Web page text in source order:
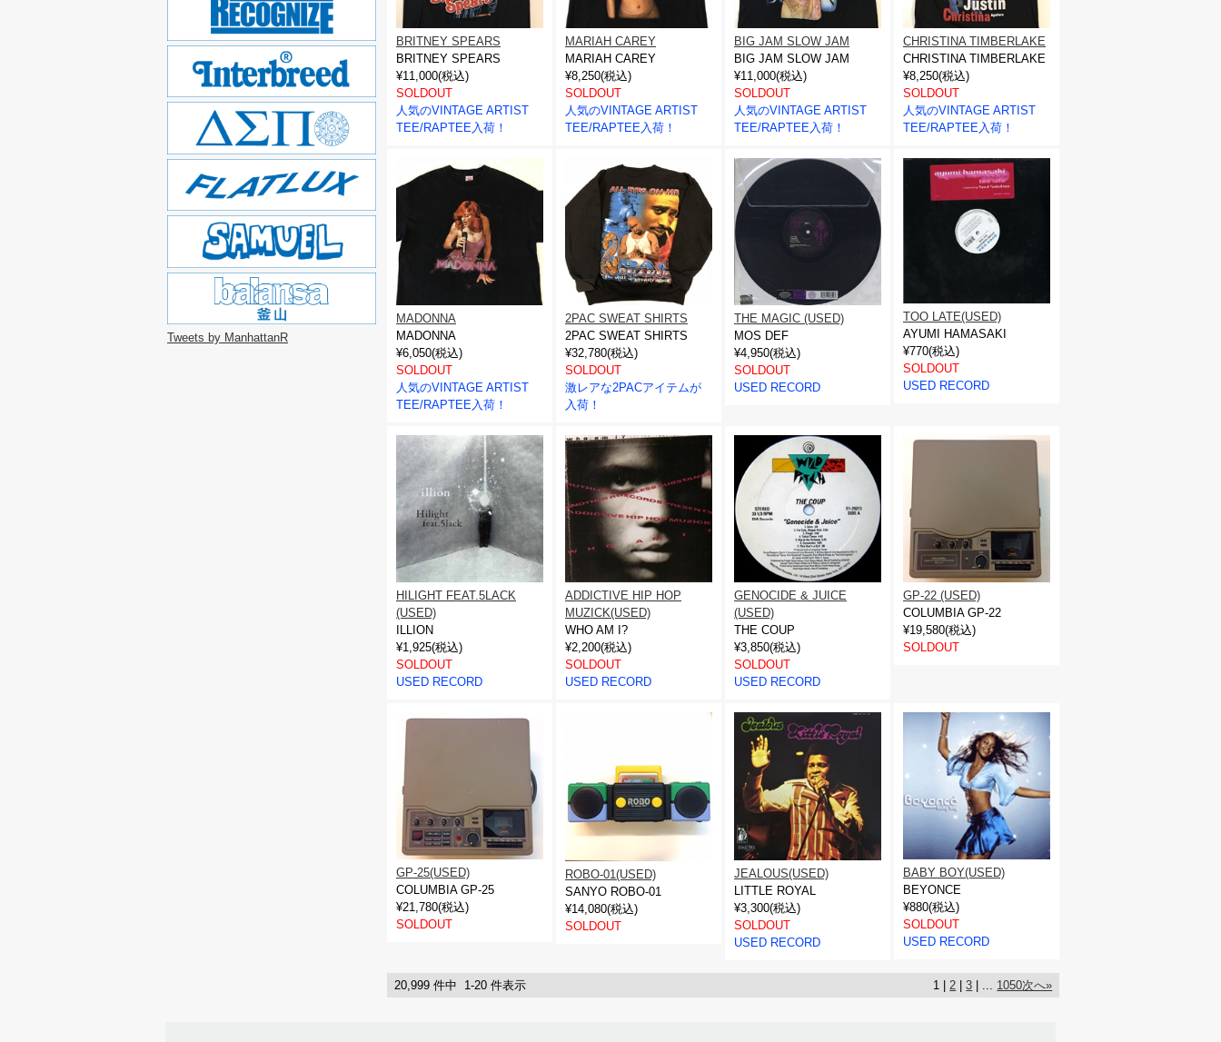
Tweets by ManhattanR
BRITNEY SPEARS
BRITNEY SPEARS
¥11,000(税込)
SOLDOUT
人気のVINTAGE ARTIST
TEE/RAPTEE入荷！
MARIAH CAREY
MARIAH CAREY
¥8,250(税込)
SOLDOUT
人気のVINTAGE ARTIST
TEE/RAPTEE入荷！
BIG JAM SLOW JAM
BIG JAM SLOW JAM
¥11,000(税込)
SOLDOUT
人気のVINTAGE ARTIST
TEE/RAPTEE入荷！
CHRISTINA TIMBERLAKE
CHRISTINA TIMBERLAKE
¥8,250(税込)
SOLDOUT
人気のVINTAGE ARTIST
TEE/RAPTEE入荷！
MADONNA
MADONNA
¥6,050(税込)
SOLDOUT
人気のVINTAGE ARTIST
TEE/RAPTEE入荷！
2PAC SWEAT SHIRTS
2PAC SWEAT SHIRTS
¥32,780(税込)
SOLDOUT
激レアな2PACアイテムが
入荷！
THE MAGIC (USED)
MOS DEF
¥4,950(税込)
SOLDOUT
USED RECORD
TOO LATE(USED)
AYUMI HAMASAKI
¥770(税込)
SOLDOUT
USED RECORD
HILIGHT FEAT.5LACK
(USED)
ILLION
¥1,925(税込)
SOLDOUT
USED RECORD
ADDICTIVE HIP HOP
MUZICK(USED)
WHO AM I?
¥2,200(税込)
SOLDOUT
USED RECORD
GENOCIDE & JUICE
(USED)
THE COUP
¥3,850(税込)
SOLDOUT
USED RECORD
GP-22 (USED)
COLUMBIA GP-22
¥19,580(税込)
SOLDOUT
GP-25(USED)
COLUMBIA GP-25
¥21,780(税込)
SOLDOUT
ROBO-01(USED)
SANYO ROBO-01
¥14,080(税込)
SOLDOUT
JEALOUS(USED)
LITTLE ROYAL
¥3,300(税込)
SOLDOUT
USED RECORD
BABY BOY(USED)
BEYONCE
¥880(税込)
SOLDOUT
USED RECORD
20,999 件中 1-20 件表示 1 | 2 |3 1050次へ»